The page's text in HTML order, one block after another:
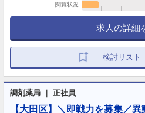
閲覧状況
求人の詳細
検討リスト
調剤薬局 ｜ 正社員
【大田区】＼即戦力を募集／